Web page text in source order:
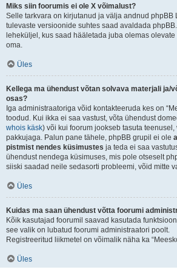
Miks siin foorumis ei ole X võimalust?
Selle tarkvara on kirjutanud ja välja andnud
tulevaste versioonide suhtes saad avaldada
leheküljel, kus saad hääletada juba olemas
oma.
Üles
Kellega ma ühendust võtan solvava materjali ja/
osas?
Iga administraatoriga võid kontakteeruda kes on
toodud. Kui ikka ei saa vastust, võta ühendust
whois käsk) või kui foorum jookseb tasuta
pakkujaga. Palun pane tähele, phpBB grupil ei ole
pistmist nendes küsimustes ja teda ei saa
ühendust nendega küsimuses, mis pole otseselt
siiski saadad neile sedasorti probleemi, võid mitte
Üles
Kuidas ma saan ühendust võtta foorumi
Kõik kasutajad foorumil saavad kasutada
see valik on lubatud foorumi administraatori poolt.
Registreeritud liikmetel on võimalik näha ka
Üles